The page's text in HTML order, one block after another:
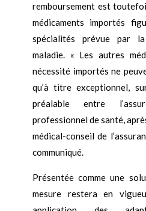
remboursement est
médicaments importés
spécialités prévue par
maladie. « Les autres
nécessité importés ne
qu’à titre exceptionnel,
préalable entre
professionnel de santé,
médical-conseil de
communiqué.
Présentée comme une
mesure restera en